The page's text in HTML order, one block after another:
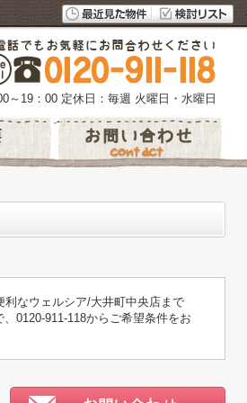
～19：00 定休日：毎週 火曜日・水曜日
なウェルシア/大井町中央店まで
0120-911-118からご希望条件をお